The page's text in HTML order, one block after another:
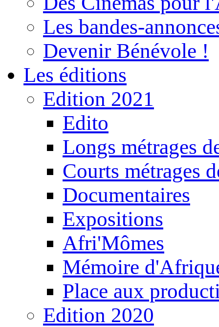
Les bandes-
Devenir Bénévole !
Les éditions
Edition 2021
Edito
Longs métrages
Courts métrages
Documentaires
Expositions
Afri'Mômes
Mémoire
Place aux
Edition 2020